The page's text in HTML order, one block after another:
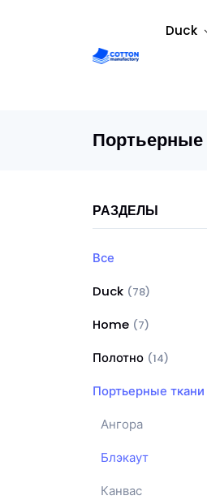
Duck
Портьерные
РАЗДЕЛЫ
Все
Duck (78)
Home (7)
Полотно (14)
Портьерные ткани
Ангора
Блэкаут
Канвас